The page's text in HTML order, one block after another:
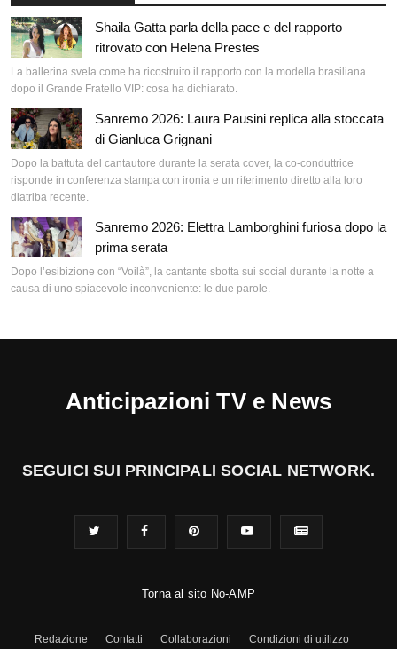
Shaila Gatta parla della pace e del rapporto
ritrovato con Helena Prestes
La ballerina svela come ha ricostruito il rapporto con la modella brasiliana
dopo il Grande Fratello VIP: cosa ha dichiarato.
Sanremo 2026: Laura Pausini replica alla stoccata
di Gianluca Grignani
Dopo la battuta del cantautore durante la serata cover, la co-conduttrice
risponde in conferenza stampa con ironia e un riferimento diretto alla loro
diatriba recente.
Sanremo 2026: Elettra Lamborghini furiosa dopo la
prima serata
Dopo l’esibizione con “Voilà”, la cantante sbotta sui social durante la notte a
causa di uno spiacevole inconveniente: le due parole.
Anticipazioni TV e News
SEGUICI SUI PRINCIPALI SOCIAL NETWORK.
Torna al sito No-AMP
Redazione Contatti Collaborazioni Condizioni di utilizzo